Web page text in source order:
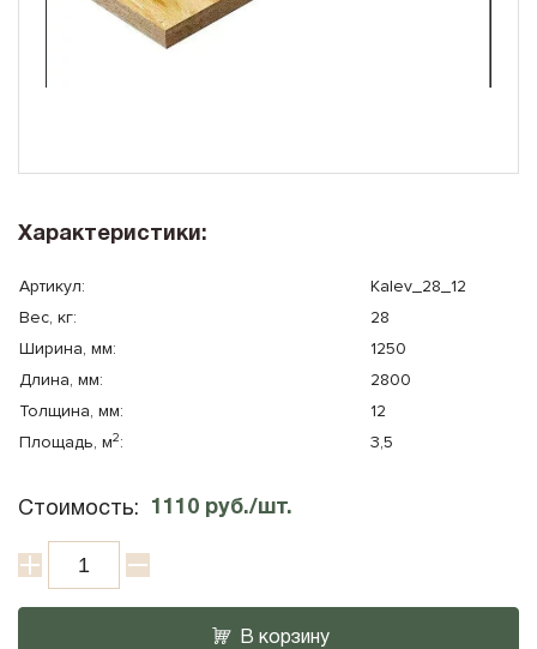
Характеристики:
Артикул:
Kalev_28_12
Вес, кг:
28
Ширина, мм:
1250
Длина, мм:
2800
Толщина, мм:
12
Площадь, м2: 3,5
Стоимость: 1110 руб./шт.
В корзину
Плоская крыша